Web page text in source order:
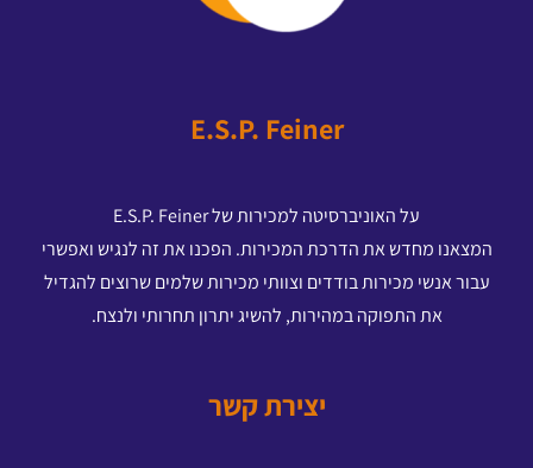
E.S.P. Feiner
על האוניברסיטה למכירות של E.S.P. Feiner
המצאנו מחדש את הדרכת המכירות. הפכנו את זה לנגיש ואפשרי
עבור אנשי מכירות בודדים וצוותי מכירות שלמים שרוצים להגדיל
את התפוקה במהירות, להשיג יתרון תחרותי ולנצח.
יצירת קשר